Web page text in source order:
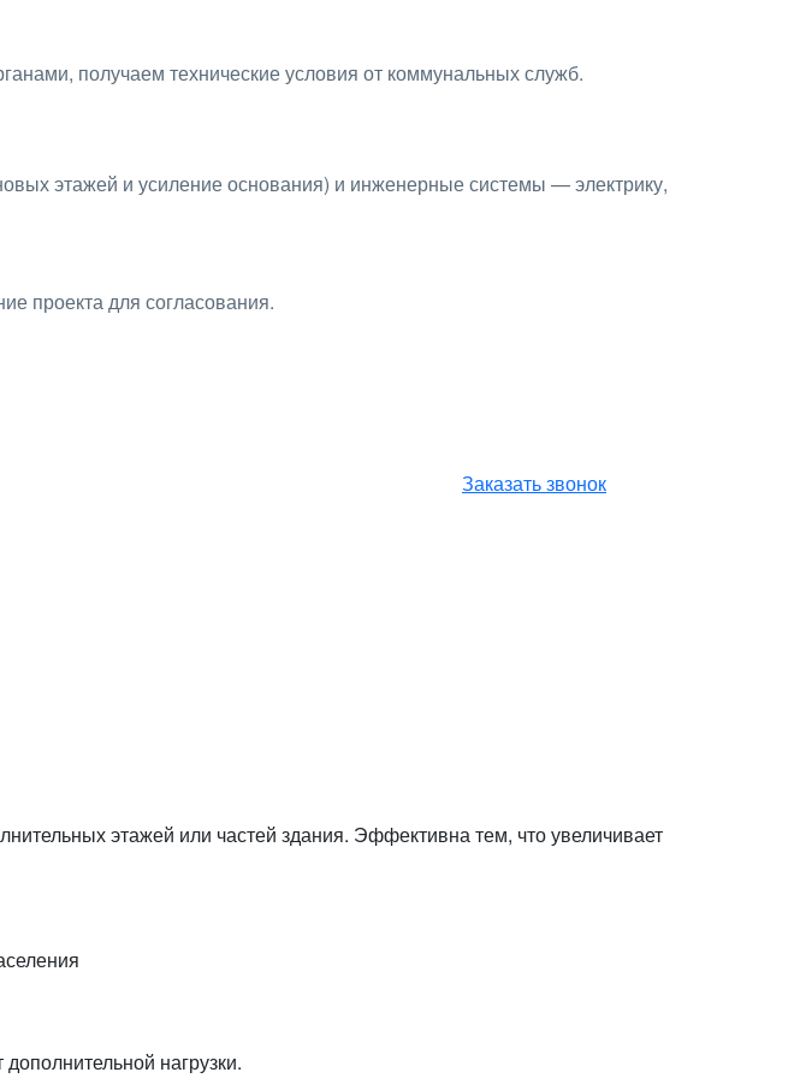
получаем технические условия от коммунальных служб.
этажей и усиление основания) и инженерные системы — электрику,
проекта для согласования.
Заказать звонок
этажей или частей здания. Эффективна тем, что увеличивает
нагрузки.